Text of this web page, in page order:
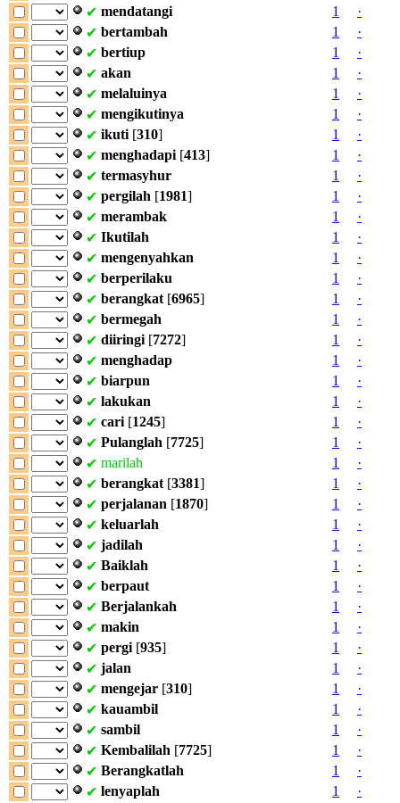
✔ mendatangi 1
·
✔ bertambah 1
·
✔ bertiup 1
·
✔ akan 1
·
✔ melaluinya 1
·
✔ mengikutinya 1
·
✔ ikuti [310] 1
·
✔ menghadapi [413] 1
·
✔ termasyhur 1
·
✔ pergilah [1981] 1
·
✔ merambak 1
·
✔ Ikutilah 1
·
✔ mengenyahkan 1
·
✔ berperilaku 1
·
✔ berangkat [6965] 1
·
✔ bermegah 1
·
✔ diiringi [7272] 1
·
✔ menghadap 1
·
✔ biarpun 1
·
✔ lakukan 1
·
✔ cari [1245] 1
·
✔ Pulanglah [7725] 1
·
✔ marilah 1
·
✔ berangkat [3381] 1
·
✔ perjalanan [1870] 1
·
✔ keluarlah 1
·
✔ jadilah 1
·
✔ Baiklah 1
·
✔ berpaut 1
·
✔ Berjalankah 1
·
✔ makin 1
·
✔ pergi [935] 1
·
✔ jalan 1
·
✔ mengejar [310] 1
·
✔ kauambil 1
·
✔ sambil 1
·
✔ Kembalilah [7725] 1
·
✔ Berangkatlah 1
·
✔ lenyaplah 1
·